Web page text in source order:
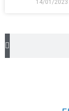
14/01/2023